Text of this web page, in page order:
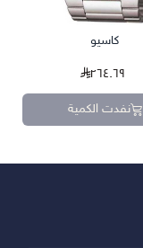
كاسيو
٢٦٤.٦٩
نفدت الكمية